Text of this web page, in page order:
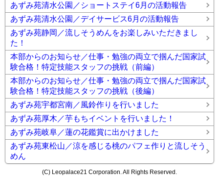
あずみ苑清水公園／ショートステイ6月の活動報告
あずみ苑清水公園／デイサービス6月の活動報告
あずみ苑静岡／流しそうめんをお楽しみいただきまし
た！
本部からのお知らせ／仕事・勉強の両立で掴んだ国家試
験合格！特定技能スタッフの挑戦（前編）
本部からのお知らせ／仕事・勉強の両立で掴んだ国家試
験合格！特定技能スタッフの挑戦（後編）
あずみ苑宇都宮南／風鈴作りを行いました
あずみ苑厚木／芋もちイベントを行いました！
あずみ苑岐阜／蓮の花鑑賞に出かけました
あずみ苑東松山／涼を感じる桃のパフェ作りと流しそう
めん
(C) Leopalace21 Corporation. All Rights Reserved.